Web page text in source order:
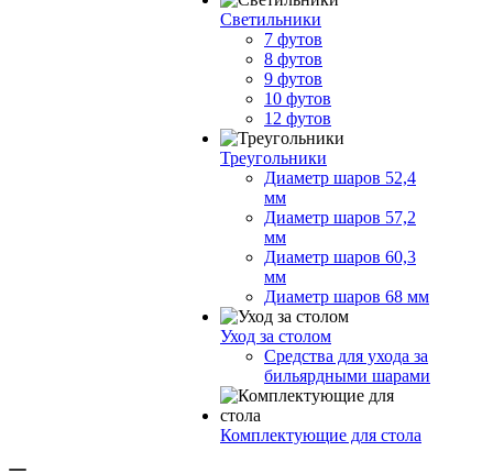
Светильники
7 футов
8 футов
9 футов
10 футов
12 футов
Треугольники
Диаметр шаров 52,4
мм
Диаметр шаров 57,2
мм
Диаметр шаров 60,3
мм
Диаметр шаров 68 мм
Уход за столом
Средства для ухода за
бильярдными шарами
Комплектующие для стола